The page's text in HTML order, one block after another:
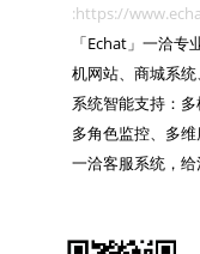
:https://
「Echat」一洽
机网站、商城系统
系统智能支持：多
多角色监控、多维
一洽客服系统，